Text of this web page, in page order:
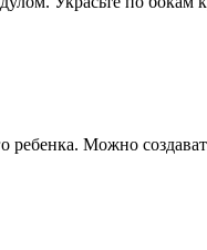
ребенка. Можно